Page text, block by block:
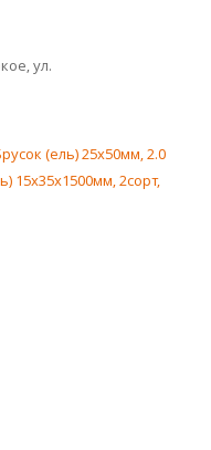
ул.
(ель) 25х50мм, 2.0
15х35х1500мм, 2сорт,